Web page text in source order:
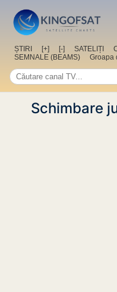
ȘTIRI [+] [-] SATELIȚI
SEMNALE (BEAMS)
Groapa
Schimbare